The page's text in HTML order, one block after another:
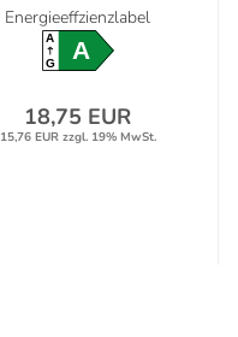
Energieeffzienzlabel
A
GA
18,75 EUR
15,76 EUR zzgl. 19% MwSt.